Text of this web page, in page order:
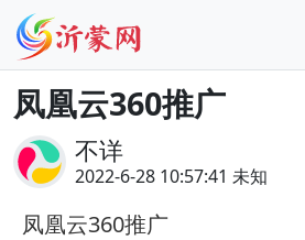
凤凰云360推广
不详
2022-6-28 10:57:41 未知
凤凰云360推广